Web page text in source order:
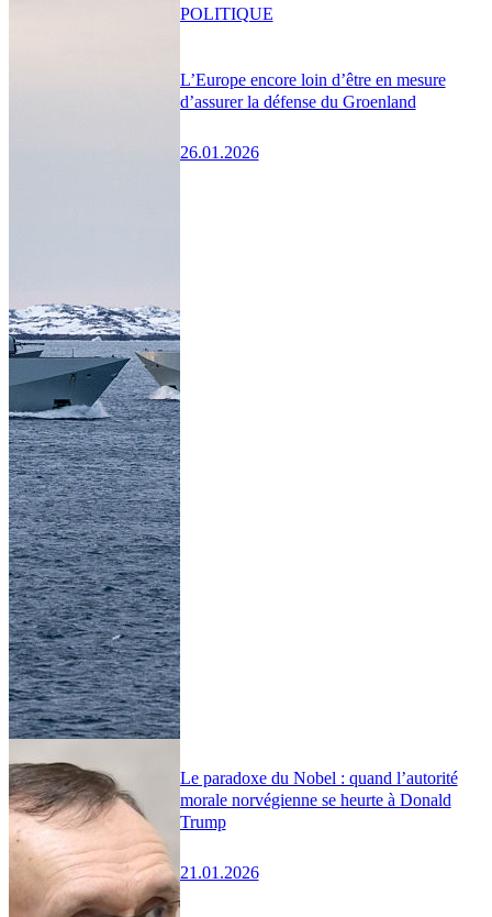
L’Europe encore loin d’être en mesure
d’assurer la défense du Groenland
26.01.2026
POLITIQUE
Le paradoxe du Nobel : quand l’autorité
morale norvégienne se heurte à Donald
Trump
21.01.2026